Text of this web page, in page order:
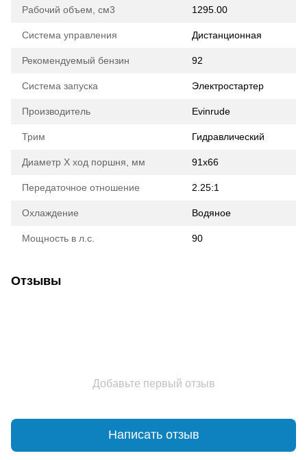
Рабочий объем, см3 1295.00
Система управления Дистанционная
Рекомендуемый бензин 92
Система запуска Электростартер
Производитель Evinrude
Трим Гидравлический
Диаметр Х ход поршня, мм 91x66
Передаточное отношение 2.25:1
Охлаждение Водяное
Мощность в л.с. 90
Отзывы
Добавьте первый отзыв
Написать отзыв